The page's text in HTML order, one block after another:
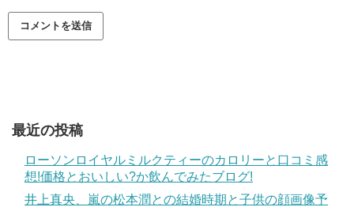
最近の投稿
ローソンロイヤルミルクティーのカロリーと口コミ感
想!価格とおいしい?か飲んでみたブログ!
井上真央、嵐の松本潤との結婚時期と子供の顔画像予